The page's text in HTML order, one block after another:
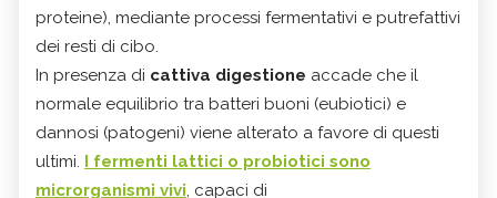
proteine), mediante processi fermentativi e putrefattivi
dei resti di cibo.
In presenza di cattiva digestione accade che il
normale equilibrio tra batteri buoni (eubiotici) e
dannosi (patogeni) viene alterato a favore di questi
ultimi. I fermenti lattici o probiotici sono
microrganismi vivi, capaci di